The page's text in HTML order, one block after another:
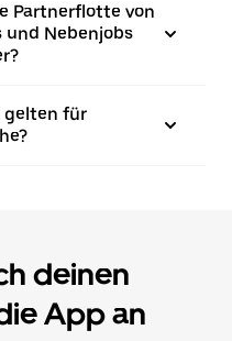
Partnerflotte von
und Nebenjobs
gelten für
deinen
App an